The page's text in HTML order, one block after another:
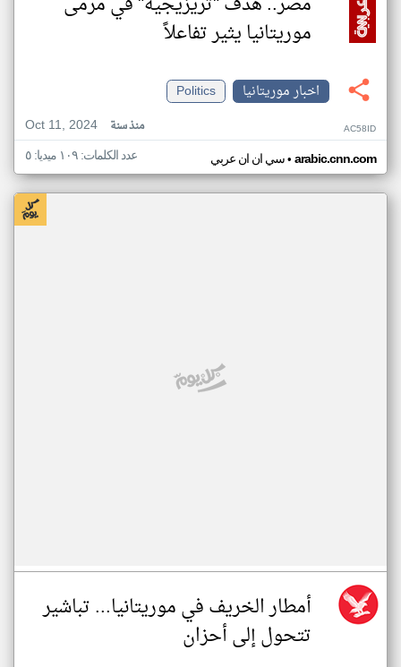
موريتانيا يثير تفاعلاً
اخبار موريتانيا
Politics
Oct 11, 2024
منذ سنة AC58ID
سي ان ان عربي• arabic.cnn.com عدد الكلمات: ١٠٩ ميديا: ٥
أمطار الخريف في موريتانيا... تباشير
تتحول إلى أحزان